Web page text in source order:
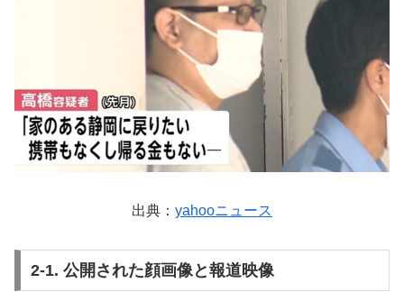
出典： yahooニュース
2-1. 公開された顔画像と報道映像